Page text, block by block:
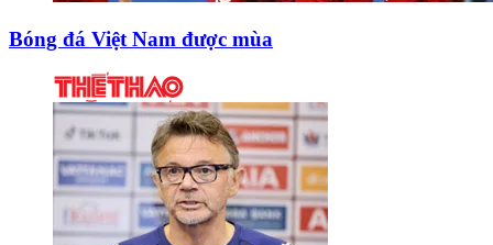
Bóng đá Việt Nam được mùa